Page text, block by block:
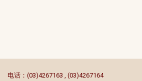
电话：(03)4267163 , (03)4267164